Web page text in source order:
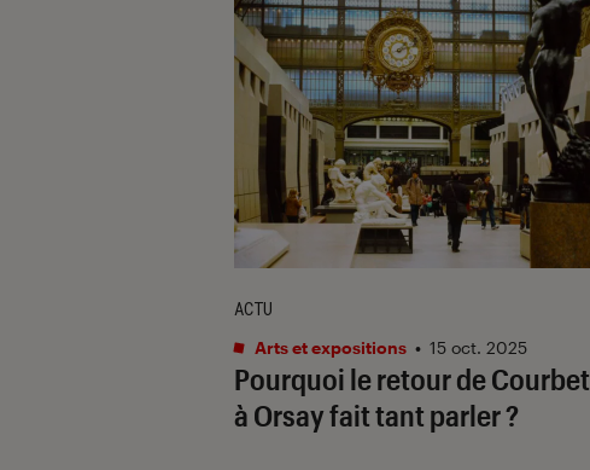
Pourquoi le retour de Courbet
à Orsay fait tant parler ?
ACTU
Arts et expositions • 15 oct. 2025